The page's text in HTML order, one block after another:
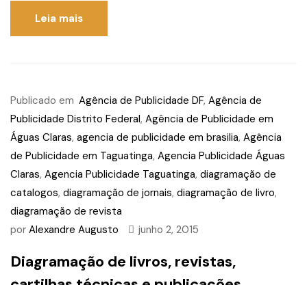
Leia mais
Publicado em Agência de Publicidade DF, Agência de
Publicidade Distrito Federal, Agência de Publicidade em
Águas Claras, agencia de publicidade em brasilia, Agência
de Publicidade em Taguatinga, Agencia Publicidade Águas
Claras, Agencia Publicidade Taguatinga, diagramação de
catalogos, diagramação de jornais, diagramação de livro,
diagramação de revista
por Alexandre Augusto junho 2, 2015
Diagramação de livros, revistas,